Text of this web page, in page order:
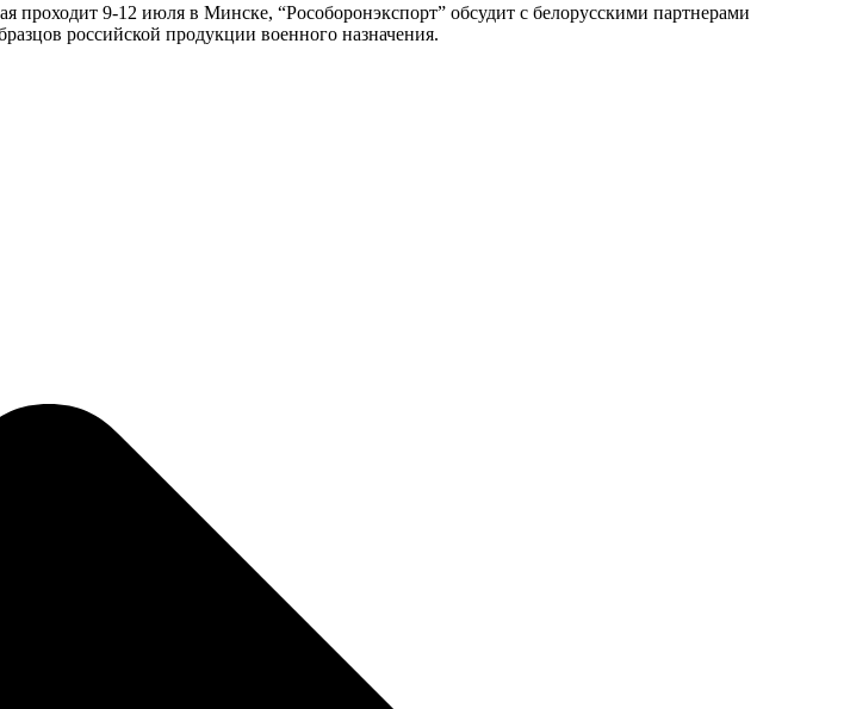
9-12 июля в Минске, “Рособоронэкспорт” обсудит с белорусскими партнерами
российской продукции военного назначения.